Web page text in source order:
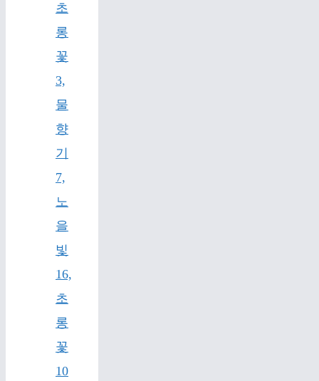
초
롱
꽃
3,
물
향
기
7,
노
을
빛
16,
초
롱
꽃
10